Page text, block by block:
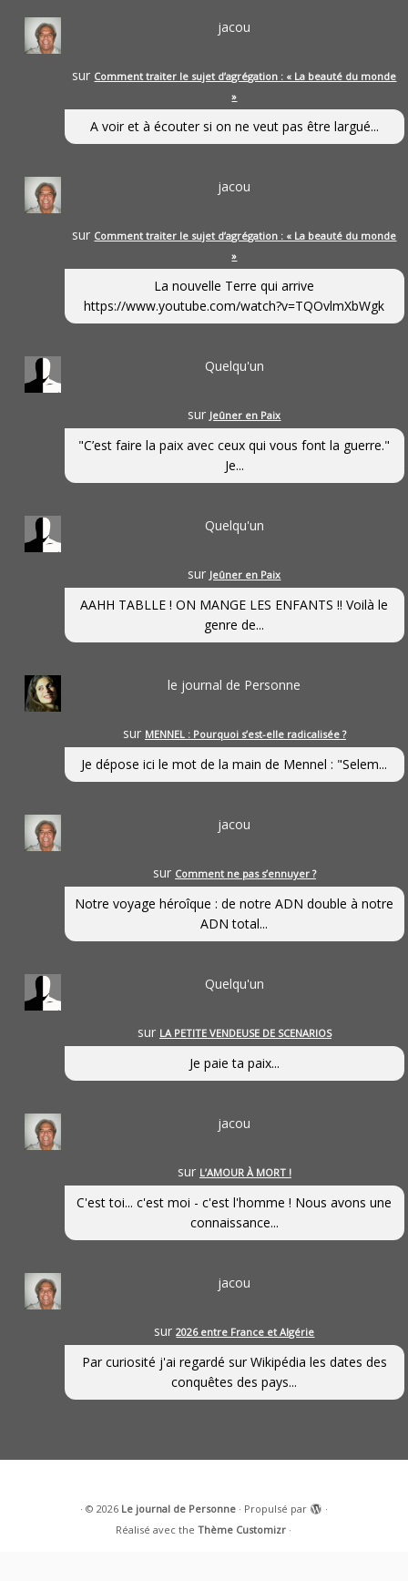
jacou
sur Comment traiter le sujet d’agrégation : « La beauté du monde
»
A voir et à écouter si on ne veut pas être largué...
jacou
sur Comment traiter le sujet d’agrégation : « La beauté du monde
»
La nouvelle Terre qui arrive
https://www.youtube.com/watch?v=TQOvlmXbWgk
Quelqu'un
sur Jeûner en Paix
"C’est faire la paix avec ceux qui vous font la guerre."
Je...
Quelqu'un
sur Jeûner en Paix
AAHH TABLLE ! ON MANGE LES ENFANTS !! Voilà le
genre de...
le journal de Personne
sur MENNEL : Pourquoi s’est-elle radicalisée ?
Je dépose ici le mot de la main de Mennel : "Selem...
jacou
sur Comment ne pas s’ennuyer ?
Notre voyage héroîque : de notre ADN double à notre
ADN total...
Quelqu'un
sur LA PETITE VENDEUSE DE SCENARIOS
Je paie ta paix...
jacou
sur L’AMOUR À MORT !
C'est toi... c'est moi - c'est l'homme ! Nous avons une
connaissance...
jacou
sur2026 entre France et Algérie
Par curiosité j'ai regardé sur Wikipédia les dates des
conquêtes des pays...
· © 2026 Le journal de Personne· Propulsé par
·
Réalisé avec theThème Customizr ·